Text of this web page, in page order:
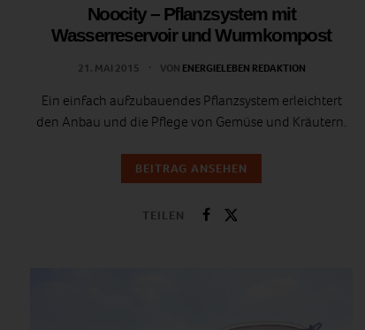
Noocity – Pflanzsystem mit
Wasserreservoir und Wurmkompost
21. MAI 2015 VON ENERGIELEBEN REDAKTION
Ein einfach aufzubauendes Pflanzsystem erleichtert
den Anbau und die Pflege von Gemüse und Kräutern.
BEITRAG ANSEHEN
TEILEN